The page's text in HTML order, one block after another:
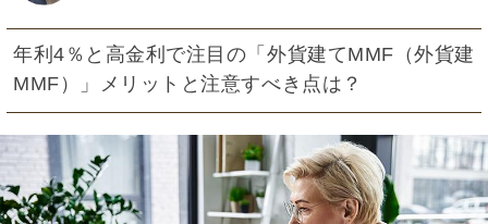
年利4％と高金利で注目の「外貨建てMMF（外貨建
MMF）」メリットと注意すべき点は？